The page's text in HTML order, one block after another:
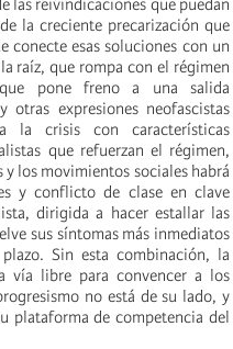
las reivindicaciones que puedan
la creciente precarización que
conecte esas soluciones con un
raíz, que rompa con el régimen
pone freno a una salida
expresiones neofascistas
la crisis con características
que refuerzan el régimen,
los movimientos sociales habrá
y conflicto de clase en clave
dirigida a hacer estallar las
sus síntomas más inmediatos
Sin esta combinación, la
vía libre para convencer a los
no está de su lado, y
plataforma de competencia del